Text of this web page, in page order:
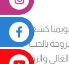
كشعب
بالحب
والرخيص